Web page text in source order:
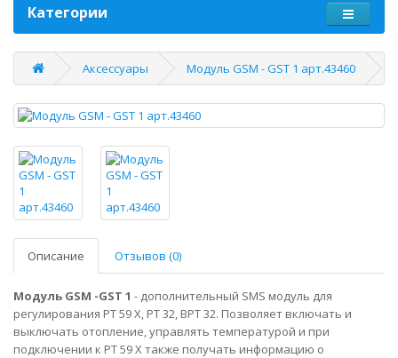
Категории
Аксессуары Модуль GSM - GST 1 арт.43460
Описание Отзывов (0)
Модуль GSM -GST 1 - дополнительный SMS модуль для
регулирования PT 59 X, РТ 32, ВРТ 32. Позволяет включать и
выключать отопление, управлять температурой и при
подключении к РТ 59 Х также получать информацию о